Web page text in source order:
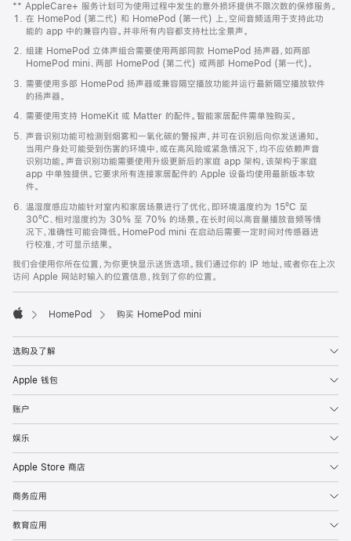
窗
口
中
打
开)
** AppleCare+ 服务计划可为使用过程中发生的意外损坏提供不限次数的保修服务。
在 HomePod (第二代) 和 HomePod (第一代) 上，空间音频适用于支持此功
能的 app 中的兼容内容。并非所有内容都支持杜比全景声。
组建 HomePod 立体声组合需要使用两部同款 HomePod 扬声器，如两部
HomePod mini、两部 HomePod (第二代) 或两部 HomePod (第一代)。
需要使用多部 HomePod 扬声器或兼容隔空播放功能并运行最新隔空播放软件
的扬声器。
需要使用支持 HomeKit 或 Matter 的配件。智能家居配件需单独购买。
声音识别功能可检测到烟雾和一氧化碳的警报声，并可在识别后向你发送通知。
当用户身处可能受到伤害的环境中，或在高风险或紧急情况下，均不应依赖声音
识别功能。声音识别功能需要使用升级更新后的家庭 app 架构，该架构于家庭
app 中单独提供。它要求所有连接家居配件的 Apple 设备均使用最新版本软
件。
温湿度感应功能针对室内和家居场景进行了优化，即环境温度约为 15ºC 至
30ºC、相对湿度约为 30% 至 70% 的场景。在长时间以高音量播放音频等情
况下，准确性可能会降低。HomePod mini 在启动后需要一定时间对传感器进
行校准，才可显示结果。
我们会使用你所在位置，为你更快显示送货选项。我们通过你的 IP 地址，或者你在上次
访问 Apple 网站时输入的位置信息，找到了你的位置。
HomePod 购买 HomePod mini
选购及了解
Apple 钱包
账户
娱乐
Apple Store 商店
商务应用
教育应用